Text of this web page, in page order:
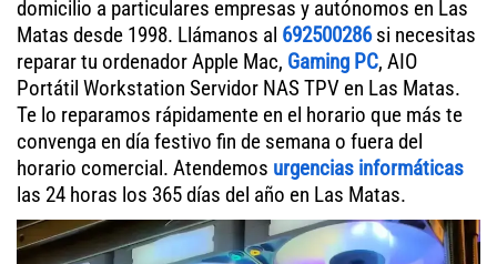
domicilio a particulares empresas y autónomos en Las
Matas desde 1998. Llámanos al 692500286si necesitas
reparar tu ordenador Apple Mac, Gaming PC, AIO
Portátil Workstation Servidor NAS TPV en Las Matas.
Te lo reparamos rápidamente en el horario que más te
convenga en día festivo fin de semana o fuera del
horario comercial. Atendemos urgencias informáticas
las 24 horas los 365 días del año en Las Matas.